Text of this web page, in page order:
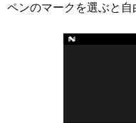
ペンのマークを選ぶと自